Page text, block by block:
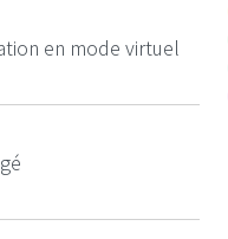
en mode virtuel